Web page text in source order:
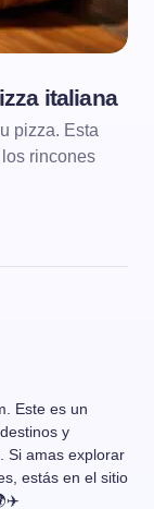
italiana
pizza. Esta
rincones
Este es un
y
Si amas explorar
estás en el sitio